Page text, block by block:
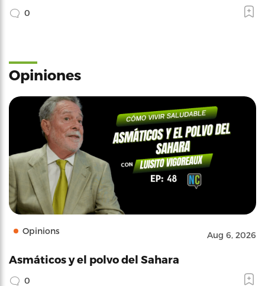
0
Opiniones
Opinions Aug 6, 2026
Asmáticos y el polvo del Sahara
0